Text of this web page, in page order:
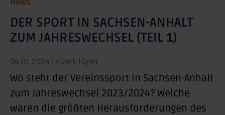
News
DER SPORT IN SACHSEN-ANHALT
ZUM JAHRESWECHSEL (TEIL 1)
04.01.2024 | Frank Löper
Wo steht der Vereinssport in Sachsen-Anhalt
zum Jahreswechsel 2023/2024? Welche
waren die größten Herausforderungen des